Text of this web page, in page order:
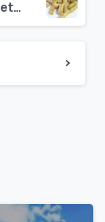
Global markets for wood pellets are projected to grow by 200 to 300% from 2012 to 2020 – from 16 million tonnes to 40-50 million tonnes.